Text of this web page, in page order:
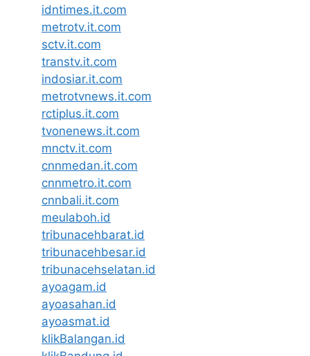
idntimes.it.com
metrotv.it.com
sctv.it.com
transtv.it.com
indosiar.it.com
metrotvnews.it.com
rctiplus.it.com
tvonenews.it.com
mnctv.it.com
cnnmedan.it.com
cnnmetro.it.com
cnnbali.it.com
meulaboh.id
tribunacehbarat.id
tribunacehbesar.id
tribunacehselatan.id
ayoagam.id
ayoasahan.id
ayoasmat.id
klikBalangan.id